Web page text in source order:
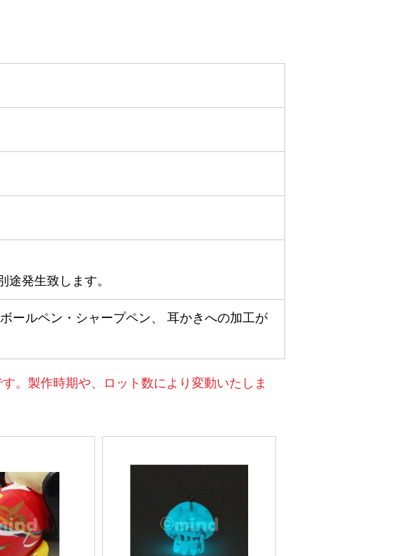
発生致します。
ールペン・シャープペン、 耳かきへの加工が
。製作時期や、ロット数により変動いたしま